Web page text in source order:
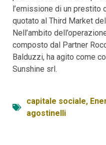
l’emissione di un prestito
quotato al Third Market
Nell’ambito
composto dal Partner
Balduzzi, ha agito come
Sunshine srl.
capitale sociale,
agostinelli